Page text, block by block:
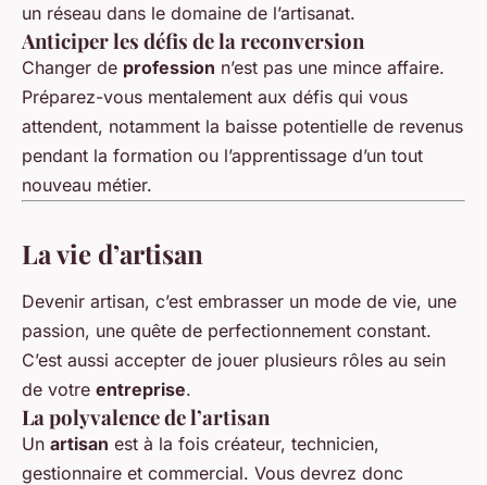
un réseau dans le domaine de l’artisanat.
Anticiper les défis de la reconversion
Changer de profession n’est pas une mince affaire.
Préparez-vous mentalement aux défis qui vous
attendent, notamment la baisse potentielle de revenus
pendant la formation ou l’apprentissage d’un tout
nouveau métier.
La vie d’artisan
Devenir artisan, c’est embrasser un mode de vie, une
passion, une quête de perfectionnement constant.
C’est aussi accepter de jouer plusieurs rôles au sein
de votre entreprise.
La polyvalence de l’artisan
Un artisan est à la fois créateur, technicien,
gestionnaire et commercial. Vous devrez donc